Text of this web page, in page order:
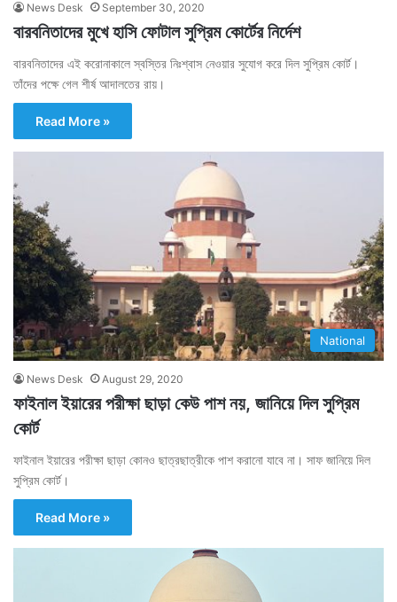
News Desk September 30, 2020
বারবনিতাদের মুখে হাসি ফোটাল সুপ্রিম কোর্টের নির্দেশ
বারবনিতাদের এই করোনাকালে স্বস্তির নিঃশ্বাস নেওয়ার সুযোগ করে দিল সুপ্রিম কোর্ট।
তাঁদের পক্ষে গেল শীর্ষ আদালতের রায়।
Read More »
National
News Desk August 29, 2020
ফাইনাল ইয়ারের পরীক্ষা ছাড়া কেউ পাশ নয়, জানিয়ে দিল সুপ্রিম
কোর্ট
ফাইনাল ইয়ারের পরীক্ষা ছাড়া কোনও ছাত্রছাত্রীকে পাশ করানো যাবে না। সাফ জানিয়ে দিল
সুপ্রিম কোর্ট।
Read More »